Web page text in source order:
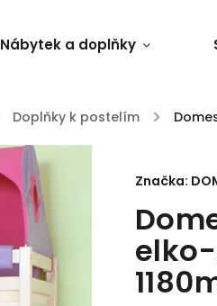
Nábytek a doplňky
Doplňky k postelím /
Značka: